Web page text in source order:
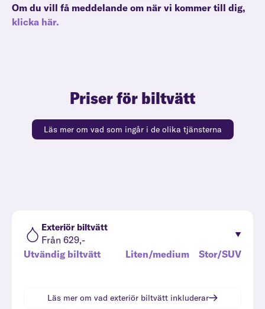
Om du vill få meddelande om när vi kommer till dig,
klicka här.
Priser för biltvätt
Läs mer om vad som ingår i de olika tjänsterna
Exteriör biltvätt
Från 629,-
Utvändig biltvätt
Liten/medium Stor/SUV
Läs mer om vad exteriör biltvätt inkluderar